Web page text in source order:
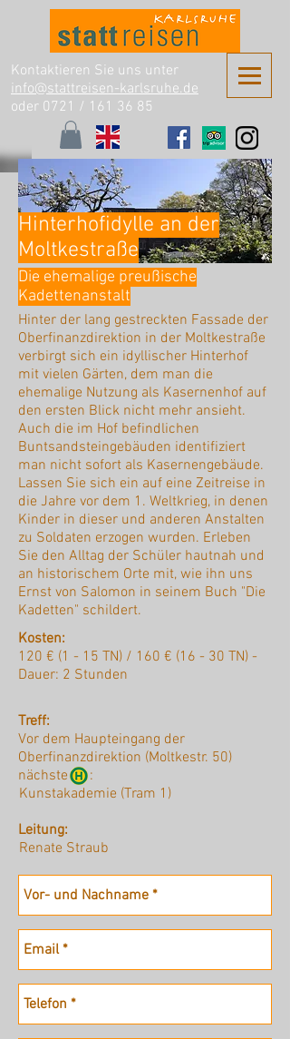
Kontaktieren Sie uns unter
info@stattreisen-karlsruhe.de
oder 0721 / 161 36 85
Hinterhofidylle an der
Moltkestraße
Die ehemalige preußische
Kadettenanstalt
Hinter der lang gestreckten Fassade der
Oberfinanzdirektion in der Moltkestraße
verbirgt sich ein idyllischer Hinterhof
mit vielen Gärten, dem man die
ehemalige Nutzung als Kasernenhof auf
den ersten Blick nicht mehr ansieht.
Auch die im Hof befindlichen
Buntsandsteingebäuden identifiziert
man nicht sofort als Kasernengebäude.
Lassen Sie sich ein auf eine Zeitreise in
die Jahre vor dem 1. Weltkrieg, in denen
Kinder in dieser und anderen Anstalten
zu Soldaten erzogen wurden. Erleben
Sie den Alltag der Schüler hautnah und
an historischem Orte mit, wie ihn uns
Ernst von Salomon in seinem Buch "Die
Kadetten" schildert.
Kosten:
120 € (1 - 15 TN) / 160 € (16 - 30 TN) -
Dauer: 2 Stunden
Treff:
Vor dem Haupteingang der
Oberfinanzdirektion (Moltkestr. 50)
nächste :
Kunstakademie (Tram 1)
Leitung:
Renate Straub